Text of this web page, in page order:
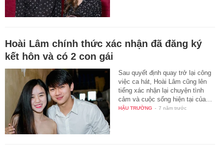
Hoài Lâm chính thức xác nhận đã đăng ký
kết hôn và có 2 con gái
Sau quyết định quay trở lại công
việc ca hát, Hoài Lâm cũng lên
tiếng xác nhận lại chuyện tình
cảm và cuộc sống hiện tại của…
HẬU TRƯỜNG - 7 năm trước